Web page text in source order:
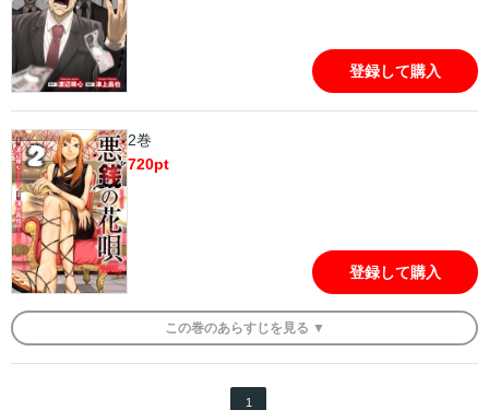
登録して購入
2巻
720pt
登録して購入
この巻のあらすじを 見る ▼
1